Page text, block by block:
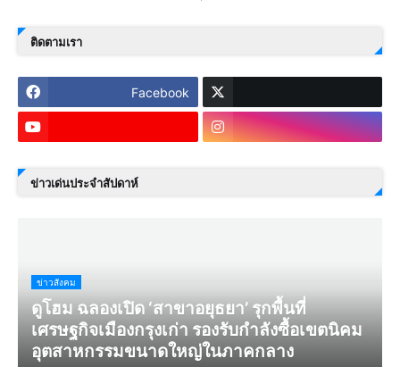
ติดตามเรา
Facebook
ข่าวเด่นประจำสัปดาห์
ข่าวสังคม
ดูโฮม ฉลองเปิด ‘สาขาอยุธยา’ รุกพื้นที่
เศรษฐกิจเมืองกรุงเก่า รองรับกำลังซื้อเขตนิคม
อุตสาหกรรมขนาดใหญ่ในภาคกลาง